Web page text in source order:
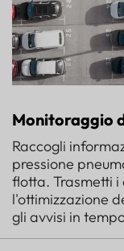
Monitoraggio
Raccogli
pressione
flotta. Trasmetti
l'ottimizzazione
gli avvisi in